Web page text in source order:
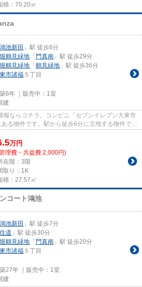
積：70.20㎡
鴻池新田 」駅 徒歩6分
鶴見緑地 「 門真南 」駅 徒歩29分
鶴見緑地 「 鶴見緑地 」駅 徒歩36分
市諸福 ５丁目
6年 ｜販売中： 1室
建
報ならコチラ。コンビニ「セブンイレブン大東市
る物件です。駅から徒歩6分に立地する物件で
か...
万円
理費・共益費 2,000円)
在階：3階
取り：1K
積：27.57㎡
コート鴻池
鴻池新田 」駅 徒歩7分
住道 」駅 徒歩30分
鶴見緑地 「 門真南 」駅 徒歩20分
市諸福 ５丁目
27年 ｜販売中： 1室
建